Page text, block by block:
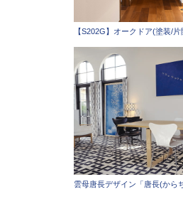
【S202G】オークドア(塗装/片
雲母唐長デザイン「唐長(から